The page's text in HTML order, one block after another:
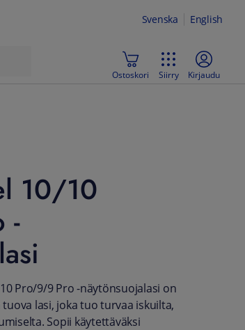
Svenska English
Ostoskori Siirry Kirjaudu
10/10
-
Pro/9/9 Pro -näytönsuojalasi on
lasi, joka tuo turvaa iskuilta,
Sopii käytettäväksi